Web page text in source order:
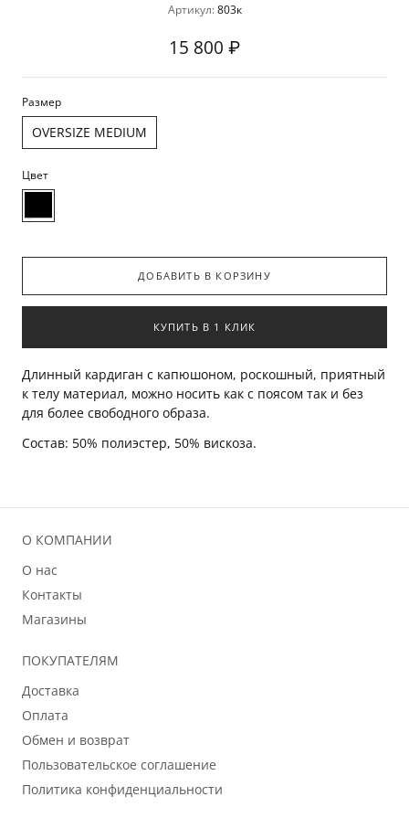
Артикул: 803к
15 800 ₽
Размер
OVERSIZE MEDIUM
Цвет
ДОБАВИТЬ В КОРЗИНУ
КУПИТЬ В 1 КЛИК
Длинный кардиган с капюшоном, роскошный, приятный
к телу материал, можно носить как с поясом так и без
для более свободного образа.
Состав: 50% полиэстер, 50% вискоза.
О КОМПАНИИ
О нас
Контакты
Магазины
ПОКУПАТЕЛЯМ
Доставка
Оплата
Обмен и возврат
Пользовательское соглашение
Политика конфиденциальности